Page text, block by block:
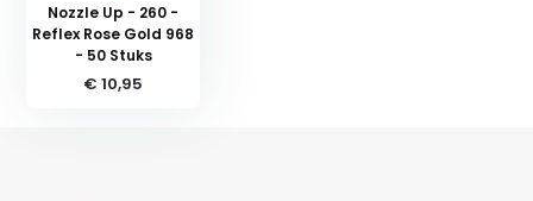
Nozzle Up - 260 -
Reflex Rose Gold 968
- 50 Stuks
€ 10,95